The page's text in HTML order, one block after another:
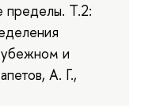
пределы. Т.2:
и
А. Г.,